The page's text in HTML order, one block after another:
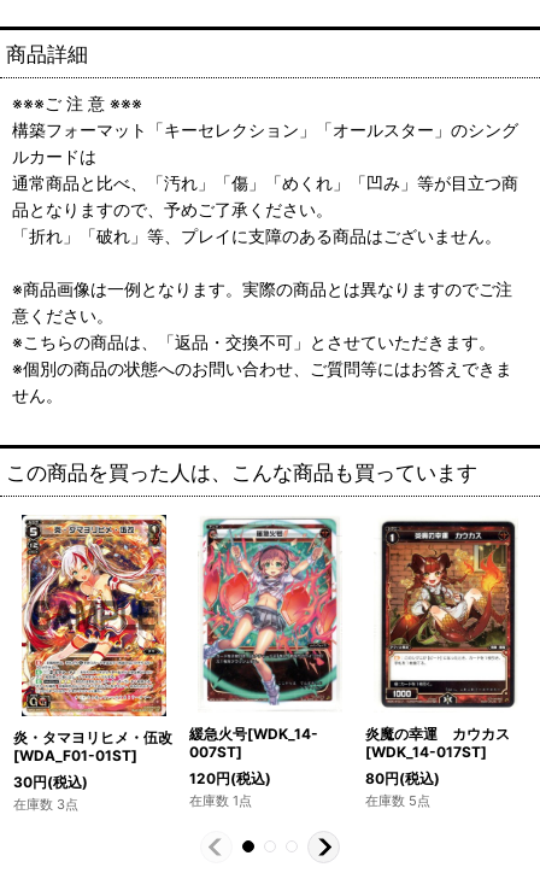
商品詳細
※※※ご 注 意 ※※※
構築フォーマット「キーセレクション」「オールスター」のシング
ルカードは
通常商品と比べ、「汚れ」「傷」「めくれ」「凹み」等が目立つ商
品となりますので、予めご了承ください。
「折れ」「破れ」等、プレイに支障のある商品はございません。
※商品画像は一例となります。実際の商品とは異なりますのでご注
意ください。
※こちらの商品は、「返品・交換不可」とさせていただきます。
※個別の商品の状態へのお問い合わせ、ご質問等にはお答えできま
せん。
この商品を買った人は、こんな商品も買っています
炎・タマヨリヒメ・伍改
[WDA_F01-01ST]
30円(税込)
在庫数 3点
緩急火号[WDK_14-
007ST]
120円(税込)
在庫数 1点
炎魔の幸運 カウカス
[WDK_14-017ST]
80円(税込)
在庫数 5点